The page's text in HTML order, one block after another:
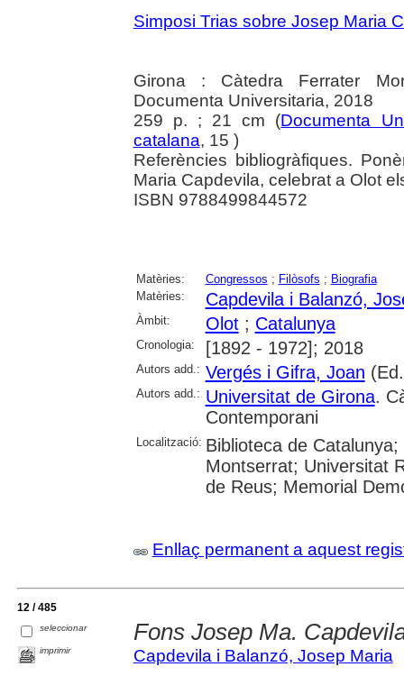
Simposi Trias sobre Josep Maria
Girona : Càtedra Ferrater
Documenta Universitaria, 2018
259 p. ; 21 cm (Documenta
catalana, 15 )
Referències bibliogràfiques.
Maria Capdevila, celebrat a Olot
ISBN 9788499844572
Matèries: Congressos ; Filòsofs ; Biografia
Matèries:
Capdevila i Balanzó,
Àmbit: Olot; Catalunya
Cronologia: [1892 - 1972]; 2018
Autors add.: Vergés i Gifra, Joan
Autors add.: Universitat de Girona.
Contemporani
Localització: Biblioteca de
Montserrat; Universitat
de Reus; Memorial
Enllaç permanent a aquest
12 / 485
seleccionar
imprimir
Fons Josep Ma.
Capdevila i Balanzó, Josep Maria